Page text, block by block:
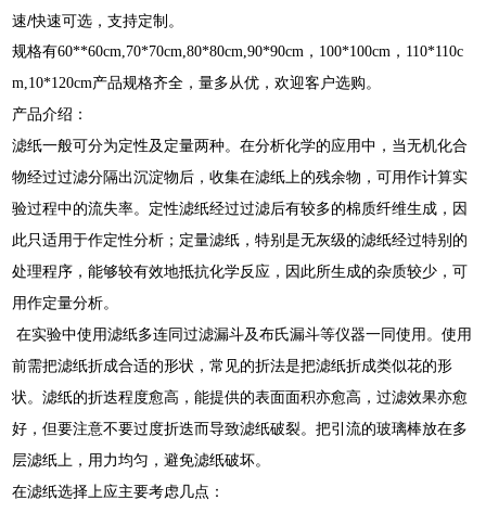
速/快速可选，支持定制。
规格有60**60cm,70*70cm,80*80cm,90*90cm，100*100cm，110*110c
m,10*120cm产品规格齐全，量多从优，欢迎客户选购。
产品介绍：
滤纸一般可分为定性及定量两种。在分析化学的应用中，当无机化合
物经过过滤分隔出沉淀物后，收集在滤纸上的残余物，可用作计算实
验过程中的流失率。定性滤纸经过过滤后有较多的棉质纤维生成，因
此只适用于作定性分析；定量滤纸，特别是无灰级的滤纸经过特别的
处理程序，能够较有效地抵抗化学反应，因此所生成的杂质较少，可
用作定量分析。
在实验中使用滤纸多连同过滤漏斗及布氏漏斗等仪器一同使用。使用
前需把滤纸折成合适的形状，常见的折法是把滤纸折成类似花的形
状。滤纸的折迭程度愈高，能提供的表面面积亦愈高，过滤效果亦愈
好，但要注意不要过度折迭而导致滤纸破裂。把引流的玻璃棒放在多
层滤纸上，用力均匀，避免滤纸破坏。
在滤纸选择上应主要考虑几点：